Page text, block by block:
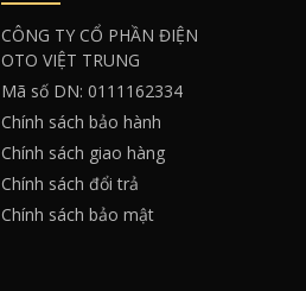
CÔNG TY CỔ PHẦN ĐIỆN
OTO VIỆT TRUNG
Mã số DN: 0111162334
Chính sách bảo hành
Chính sách giao hàng
Chính sách đổi trả
Chính sách bảo mật